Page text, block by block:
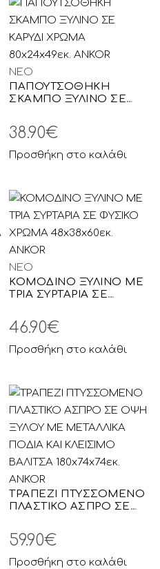
NEO
ΠΑΠΟΥΤΣΟΘΗΚΗ
ΣΚΑΜΠΟ ΞΥΛΙΝΟ ΣΕ
80x24x49εκ. ANKOR
38.90€
Προσθήκη στο καλάθι
NEO
ΚΟΜΟΔΙΝΟ ΞΥΛΙΝΟ ΜΕ
ΤΡΙΑ ΣΥΡΤΑΡΙΑ ΣΕ
48x38x60εκ. ANKOR
46.90€
Προσθήκη στο καλάθι
ΤΡΑΠΕΖΙ ΠΤΥΣΣΟΜΕΝΟ
ΠΛΑΣΤΙΚΟ ΑΣΠΡΟ ΣΕ
ΜΕΤΑΛΛΙΚΑ ΠΟΔΙΑ ΚΑΙ
ΚΛΕΙΣΙΜΟ ΒΑΛΙΤΣΑ
180x74x74εκ. ANKOR
59.90€
Προσθήκη στο καλάθι